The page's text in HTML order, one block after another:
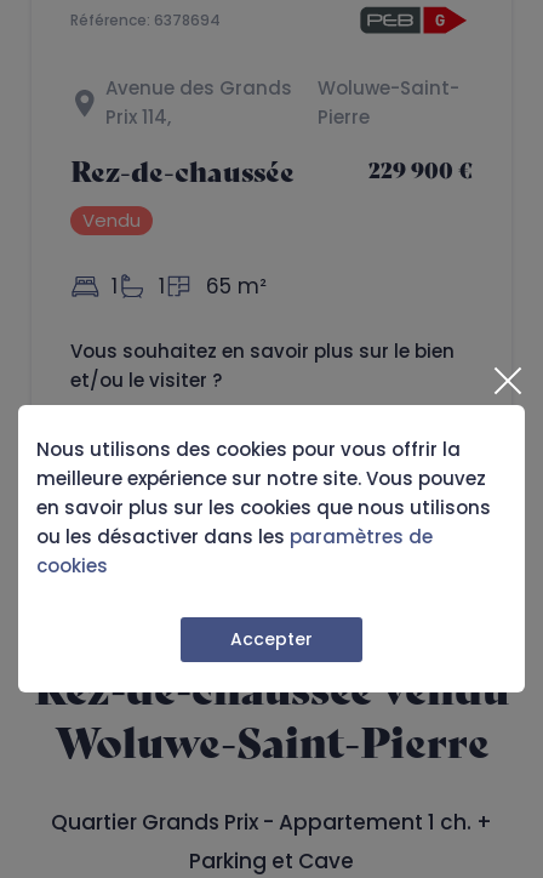
Référence: 6378694
Avenue des Grands
Prix 114,
Woluwe-Saint-
Pierre
Rez-de-chaussée 229 900 €
Vendu
1 1 65 m²
Vous souhaitez en savoir plus sur le bien
et/ou le visiter ?
Je prends rendez-vous
Imprimer Partager :
Rez-de-chaussée vendu
Woluwe-Saint-Pierre
Quartier Grands Prix - Appartement 1 ch. +
Parking et Cave
Nous utilisons des cookies pour vous offrir la
meilleure expérience sur notre site. Vous pouvez
en savoir plus sur les cookies que nous utilisons
ou les désactiver dans les paramètres de
cookies
Accepter